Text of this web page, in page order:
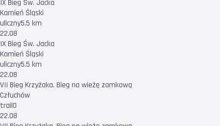
IX Bieg Św. Jacka
Kamień Śląski
uliczny5.5 km
22.08
IX Bieg Św. Jacka
Kamień Śląski
uliczny5.5 km
22.08
VII Bieg Krzyżaka. Bieg na wieżę zamkową
Człuchów
trail0
22.08